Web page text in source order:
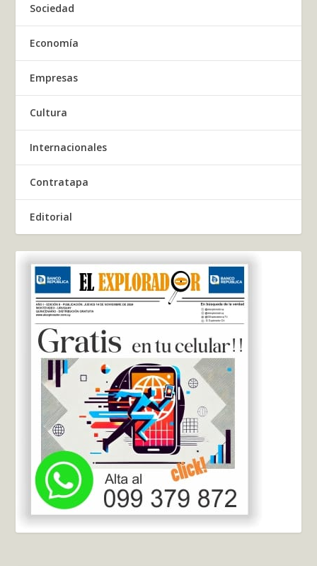
Sociedad
Economía
Empresas
Cultura
Internacionales
Contratapa
Editorial